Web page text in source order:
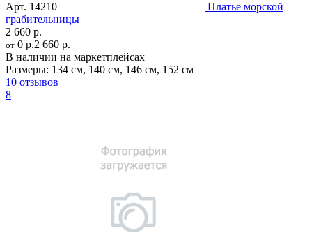
Арт. 14210
Платье морской
грабительницы
2 660 р.
от 0 р.2 660 р.
В наличии на маркетплейсах
Размеры: 134 см, 140 см, 146 см, 152 см
10 отзывов
8